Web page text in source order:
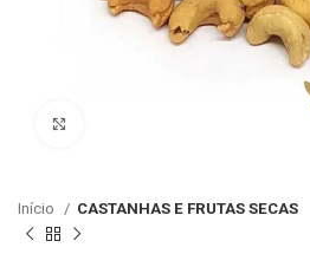
Início CASTANHAS E FRUTAS SECAS